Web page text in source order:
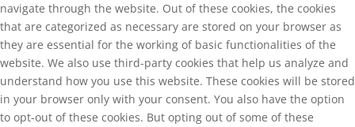
navigate through the website. Out of these cookies, the cookies
that are categorized as necessary are stored on your browser as
they are essential for the working of basic functionalities of the
website. We also use third-party cookies that help us analyze and
understand how you use this website. These cookies will be stored
in your browser only with your consent. You also have the option
to opt-out of these cookies. But opting out of some of these